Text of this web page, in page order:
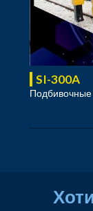
SI-300A